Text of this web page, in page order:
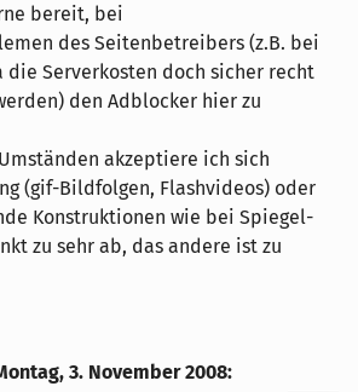
bereit, bei
des Seitenbetreibers (z.B. bei
die Serverkosten doch sicher recht
den Adblocker hier zu
akzeptiere ich sich
(gif-Bildfolgen, Flashvideos) oder
Konstruktionen wie bei Spiegel-
zu sehr ab, das andere ist zu
3. November 2008: